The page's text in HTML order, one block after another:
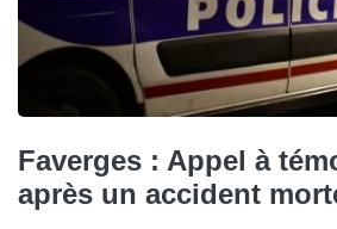
Faverges : Appel à
après un accident